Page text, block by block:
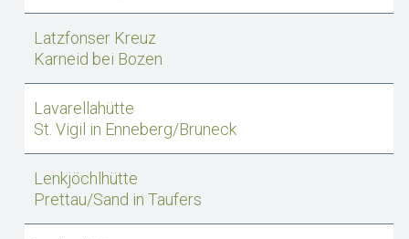
Latzfonser Kreuz
Karneid bei Bozen
Lavarellahütte
St. Vigil in Enneberg/Bruneck
Lenkjöchlhütte
Prettau/Sand in Taufers